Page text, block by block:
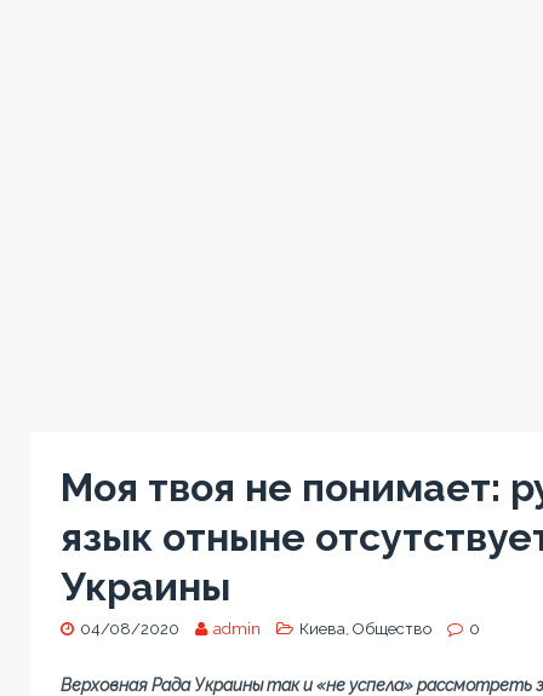
Моя твоя не понимает:
язык отныне
Украины
04/08/2020 admin Киева Общество 0
Верховная Рада Украины так и «не успела» рассмотреть